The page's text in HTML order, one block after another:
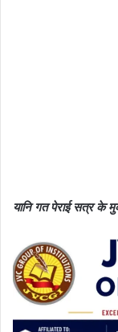
यानि गत पेराई सत्र के